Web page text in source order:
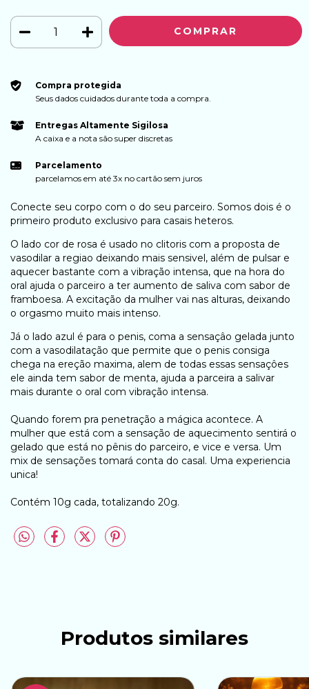
Compra protegida
Seus dados cuidados durante toda a compra.
Entregas Altamente Sigilosa
A caixa e a nota são super discretas
Parcelamento
parcelamos em até 3x no cartão sem juros
Conecte seu corpo com o do seu parceiro. Somos dois é o
primeiro produto exclusivo para casais heteros.
O lado cor de rosa é usado no clitoris com a proposta de
vasodilar a regiao deixando mais sensivel, além de pulsar e
aquecer bastante com a vibração intensa, que na hora do
oral ajuda o parceiro a ter aumento de saliva com sabor de
framboesa. A excitação da mulher vai nas alturas, deixando
o orgasmo muito mais intenso.
Já o lado azul é para o penis, coma a sensaçâo gelada junto
com a vasodilatação que permite que o penis consiga
chega na ereção maxima, alem de todas essas sensaçôes
ele ainda tem sabor de menta, ajuda a parceira a salivar
mais durante o oral com vibração intensa.
Quando forem pra penetração a mágica acontece. A
mulher que está com a sensação de aquecimento sentirá o
gelado que está no pênis do parceiro, e vice e versa. Um
mix de sensações tomará conta do casal. Uma experiencia
unica!
Contém 10g cada, totalizando 20g.
Produtos similares